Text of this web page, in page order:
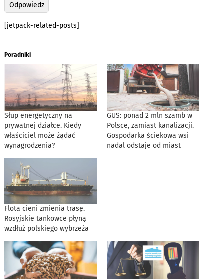
Odpowiedz
[jetpack-related-posts]
Poradniki
Słup energetyczny na
prywatnej działce. Kiedy
właściciel może żądać
wynagrodzenia?
GUS: ponad 2 mln szamb w
Polsce, zamiast kanalizacji.
Gospodarka ściekowa wsi
nadal odstaje od miast
Flota cieni zmienia trasę.
Rosyjskie tankowce płyną
wzdłuż polskiego wybrzeża